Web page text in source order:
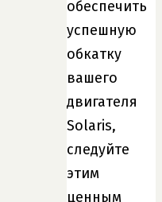
обеспечить
успешную
обкатку
вашего
двигателя
Solaris,
следуйте
этим
ценным